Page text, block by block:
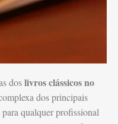
doslivros clássicos no
dos principais
qualquer profissional